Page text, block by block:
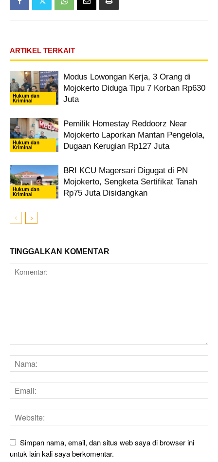
ARTIKEL TERKAIT
Hukum dan
Kriminal
Modus Lowongan Kerja, 3 Orang di
Mojokerto Diduga Tipu 7 Korban Rp630
Juta
Hukum dan
Kriminal
Pemilik Homestay Reddoorz Near
Mojokerto Laporkan Mantan Pengelola,
Dugaan Kerugian Rp127 Juta
Hukum dan
Kriminal
BRI KCU Magersari Digugat di PN
Mojokerto, Sengketa Sertifikat Tanah
Rp75 Juta Disidangkan
TINGGALKAN KOMENTAR
Simpan nama, email, dan situs web saya di browser ini
untuk lain kali saya berkomentar.